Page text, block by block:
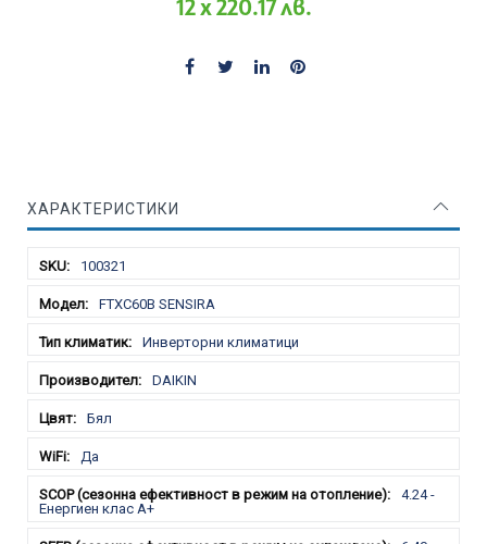
12 x 220.17 лв.
ХАРАКТЕРИСТИКИ
100321
FTXC60B SENSIRA
Инверторни климатици
DAIKIN
Бял
Да
4.24 -
Енергиен клас A+